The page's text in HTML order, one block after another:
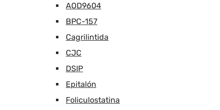
AOD9604
BPC-157
Cagrilintida
CJC
DSIP
Epitalón
Foliculostatina